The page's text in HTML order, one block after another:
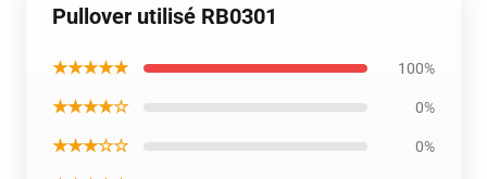
Pullover utilisé RB0301
★★★★★ 100%
★★★★☆ 0%
★★★☆☆ 0%